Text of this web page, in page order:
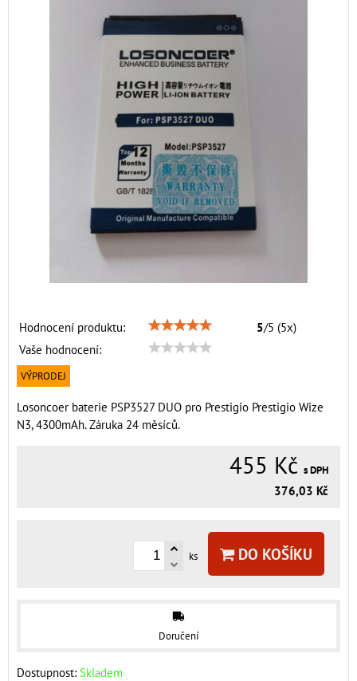
Hodnocení produktu: 5/5 (5x)
Vaše hodnocení:
VÝPRODEJ
Losoncoer baterie PSP3527 DUO pro Prestigio Prestigio Wize
N3, 4300mAh. Záruka 24 měsíců.
455 Kč s DPH
376,03 Kč
ks DO KOŠÍKU
Doručení
Dostupnost: Skladem